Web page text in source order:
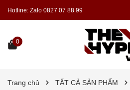
Hotline: Zalo 0827 07 88 99
0
Trang chủ TẤT CẢ SẢN PHẨM